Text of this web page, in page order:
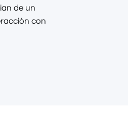
de un
con